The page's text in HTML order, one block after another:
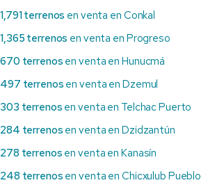
1,791 terrenos en venta en Conkal
1,365 terrenos en venta en Progreso
670 terrenos en venta en Hunucmá
497 terrenos en venta en Dzemul
303 terrenos en venta en Telchac Puerto
284 terrenos en venta en Dzidzantún
278 terrenos en venta en Kanasín
248 terrenos en venta en Chicxulub Pueblo